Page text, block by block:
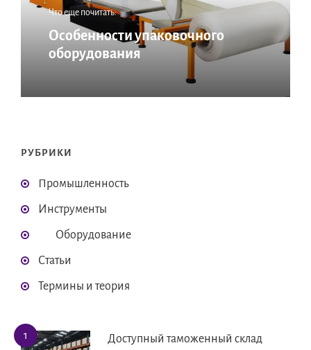
Что еще почитать:
Особенности упаковочного
оборудования
РУБРИКИ
Промышленность
Инструменты
Оборудование
Статьи
Термины и теория
Доступный таможенный склад